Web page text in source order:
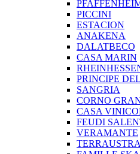
PICCINI
ESTACION
ANAKENA
DALATBECO
CASA MARIN
PRINCIPE
SANGRIA
CORNO
CASA
FEUDI
VERAMANTE